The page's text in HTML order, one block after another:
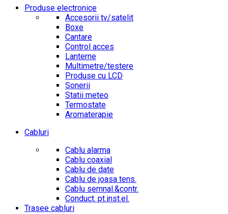
Produse electronice
Accesorii tv/satelit
Boxe
Cantare
Control acces
Lanterne
Multimetre/testere
Produse cu LCD
Sonerii
Statii meteo
Termostate
Aromaterapie
Cabluri
Cablu alarma
Cablu coaxial
Cablu de date
Cablu de joasa tens.
Cablu semnal.&contr.
Conduct. pt.inst.el.
Trasee cabluri